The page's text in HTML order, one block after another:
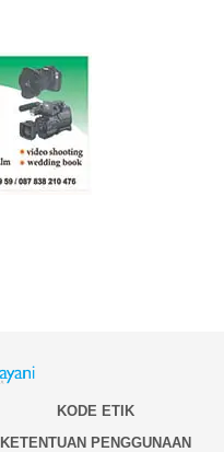
KODE ETIK
KETENTUAN PENGGUNAAN